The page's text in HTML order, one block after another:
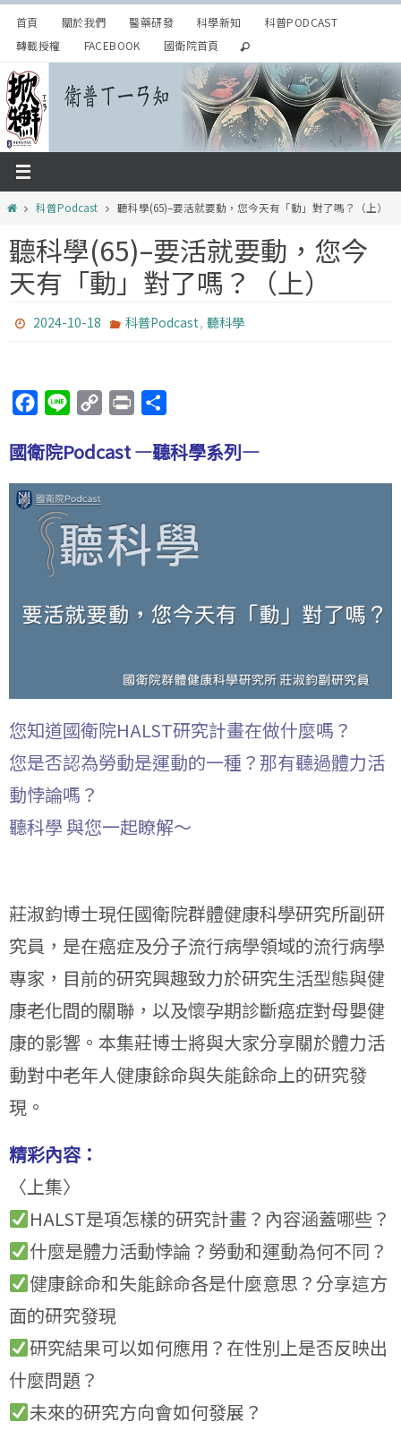
Skip
content
首頁 關於我們 醫藥研發 科學新知
科普PODCAST
轉載授權
FACEBOOK 國衛院首頁
Home科普Podcast 聽科學(65)–要活就要動，您今天有「動」對了嗎？（上）
聽科學(65)–要活就要動，您今
天有「動」對了嗎？（上）
2024-10-18 科普Podcast, 聽科學
c
e
b
o
n
e
p
y
n
i
n
國衛院Podcast —聽科學系列—
您知道國衛院HALST研究計畫在做什麼嗎？
您是否認為勞動是運動的一種？那有聽過體力活
動悖論嗎？
聽科學 與您一起瞭解～
莊淑鈞博士現任國衛院群體健康科學研究所副研
究員，是在癌症及分子流行病學領域的流行病學
專家，目前的研究興趣致力於研究生活型態與健
康老化間的關聯，以及懷孕期診斷癌症對母嬰健
康的影響。本集莊博士將與大家分享關於體力活
動對中老年人健康餘命與失能餘命上的研究發
現。
精彩內容：
〈上集〉
HALST是項怎樣的研究計畫？內容涵蓋哪些？
什麼是體力活動悖論？勞動和運動為何不同？
健康餘命和失能餘命各是什麼意思？分享這方
面的研究發現
研究結果可以如何應用？在性別上是否反映出
什麼問題？
未來的研究方向會如何發展？